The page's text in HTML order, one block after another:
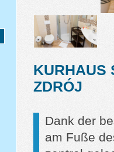
KURHAUS
ZDRÓJ
Dank der
am Fuße